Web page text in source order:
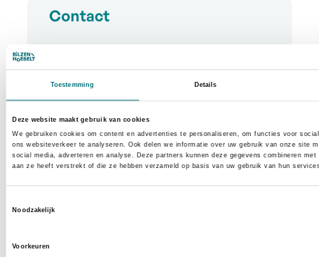
Toestemming Details
Deze website maakt gebruik van cookies
We gebruiken cookies om content en advertenties te personaliseren, om functies voor
ons websiteverkeer te analyseren. Ook delen we informatie over uw gebruik van onze site
social media, adverteren en analyse. Deze partners kunnen deze gegevens combineren
aan ze heeft verstrekt of die ze hebben verzameld op basis van uw gebruik van hun
Noodzakelijk
Voorkeuren
Contact
,3740Bilzen-Hoeselt
089 44 21 21
E-mailmrm@martinshotels.com
Websitewww.martinshotels.com/nl/page/
rentmeesterij.11057.html